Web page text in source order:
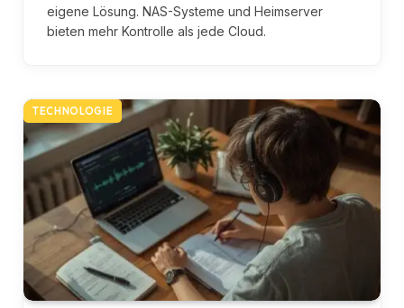
eigene Lösung. NAS-Systeme und Heimserver
bieten mehr Kontrolle als jede Cloud.
TECHNOLOGIE